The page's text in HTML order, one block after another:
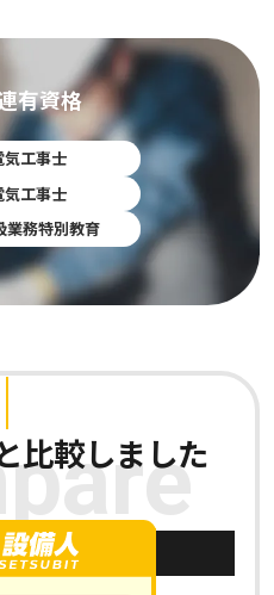
有資格
工事士
工事士
業務特別教育
比較しました